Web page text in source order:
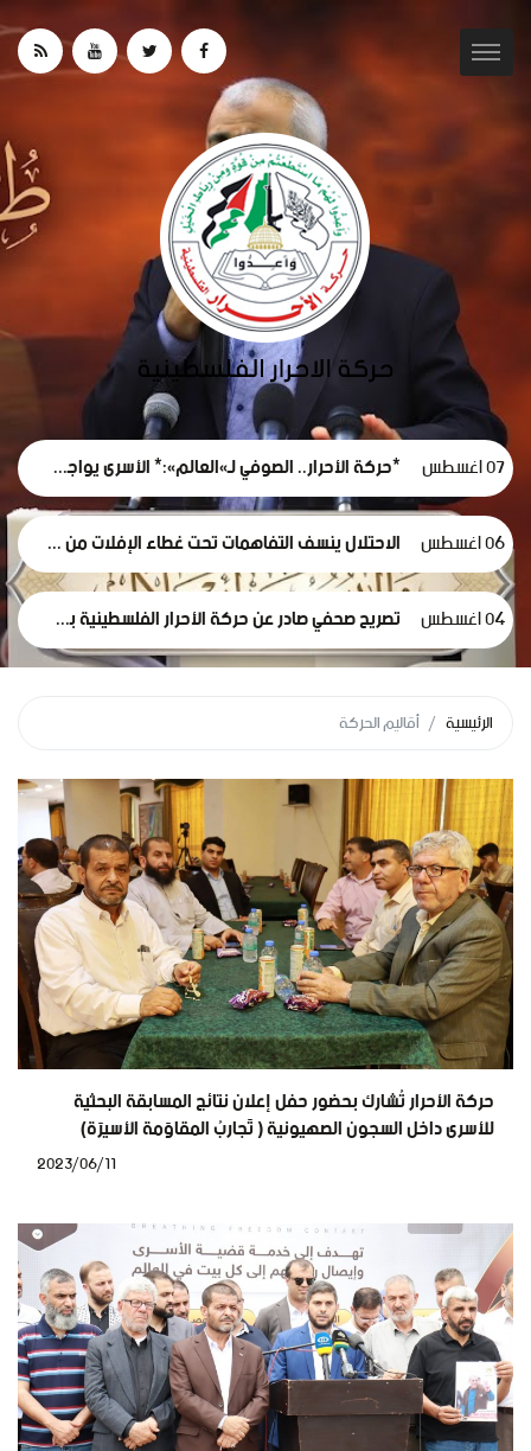
07 اغسطس *حركة الأحرار.. الصوفي لـ«العالم»:* الأسرى يواجهون كارثة إنسانية ممنهجة داخل سجون الاحتلال
06 اغسطس الاحتلال ينسف التفاهمات تحت غطاء الإفلات من العقاب... وعلى الوسطاء الانتقال من الإدانة إلى الإلزام*
04 اغسطس تصريح صحفي صادر عن حركة الأحرار الفلسطينية بشأن تشيع شهداء عائلة أبوشريعة والحساينة
الرئيسية أقاليم الحركة
حركة الأحرار تُشارك بحضور حفل إعلان نتائج المسابقة البحثية
للأسرى داخل السجون الصهيونية ( تَجاربُ المقاوَمة الأسيرَة)